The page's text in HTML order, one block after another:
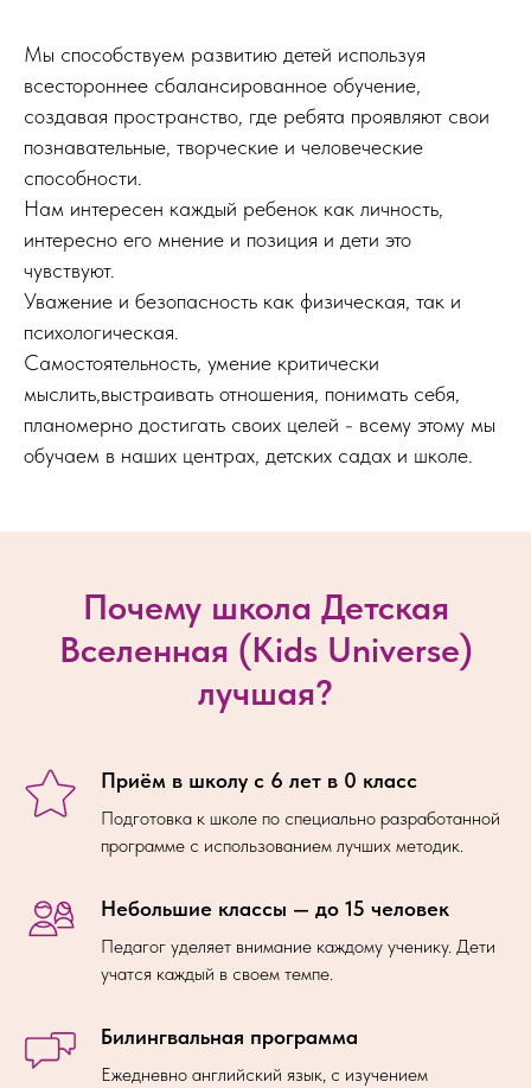
Мы способствуем развитию детей используя
всестороннее сбалансированное обучение,
создавая пространство, где ребята проявляют свои
познавательные, творческие и человеческие
способности.
Нам интересен каждый ребенок как личность,
интересно его мнение и позиция и дети это
чувствуют.
Уважение и безопасность как физическая, так и
психологическая.
Самостоятельность, умение критически
мыслить,выстраивать отношения, понимать себя,
планомерно достигать своих целей - всему этому мы
обучаем в наших центрах, детских садах и школе.
Почему школа Детская
Вселенная (Kids Universe)
лучшая?
Приём в школу с 6 лет в 0 класс
Подготовка к школе по специально разработанной
программе с использованием лучших методик.
Небольшие классы — до 15 человек
Педагог уделяет внимание каждому ученику. Дети
учатся каждый в своем темпе.
Билингвальная программа
Ежедневно английский язык, с изучением